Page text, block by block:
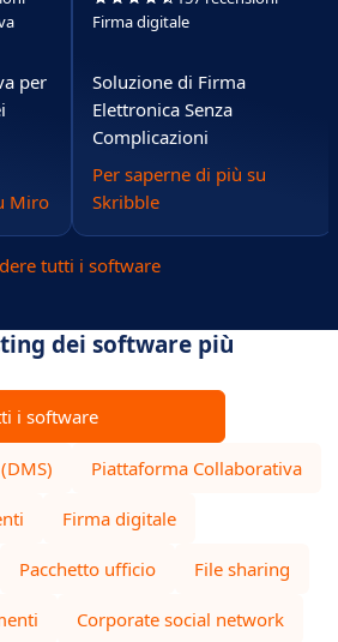
per
Miro
Firma digitale
Soluzione di Firma
Elettronica Senza
Complicazioni
Per saperne di più su
Skribble
tutti i software
dei software più
i software
Piattaforma Collaborativa
Firma digitale
Pacchetto ufficio File sharing
Corporate social network